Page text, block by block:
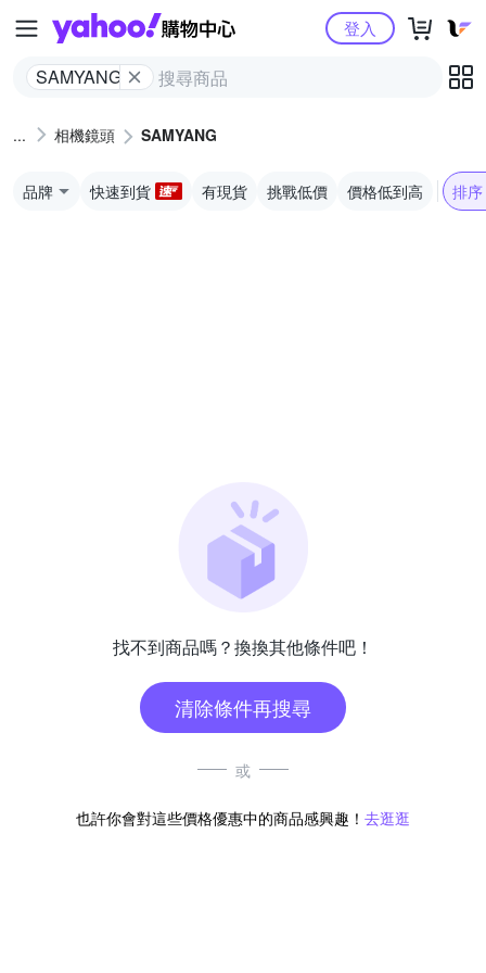
Yahoo購物中心
SAMYANG
登入
相機鏡頭 SAMYANG
品牌 快速到貨 有現貨 挑戰低價 價格低到高 排序
找不到商品嗎？換換其他條件吧！
清除條件再搜尋
或
也許你會對這些價格優惠中的商品感興趣！ 去逛逛